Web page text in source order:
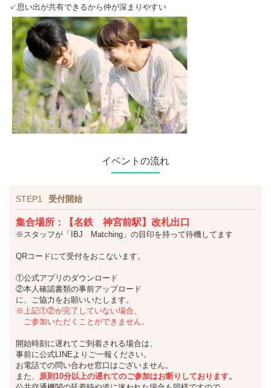
✓思い出が共有できるから仲が深まりやすい
イベントの流れ
STEP1 受付開始
集合場所：【名鉄 神宮前駅】改札出口
※スタッフが「IBJ Matching」の目印を持って待機してます
QRコードにて受付をおこないます。
①公式アプリのダウンロード
②本人確認書類の事前アップロード
に、ご協力をお願いいたします。
※上記①②が完了していない場合、
ご参加いただくことができません。
開始時刻に遅れてご到着される場合は、
事前に公式LINEよりご一報ください。
お電話での問い合わせ窓口はございません。
また、 原則10分以上の遅れてのご参加はお断りしております。